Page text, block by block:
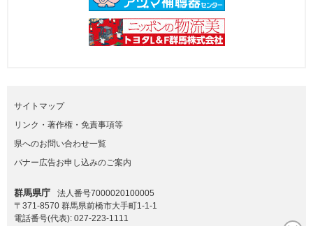
サイトマップ
リンク・著作権・免責事項等
県へのお問い合わせ一覧
バナー広告お申し込みのご案内
群馬県庁
法人番号7000020100005
〒371-8570 群馬県前橋市大手町1-1-1
電話番号(代表): 027-223-1111